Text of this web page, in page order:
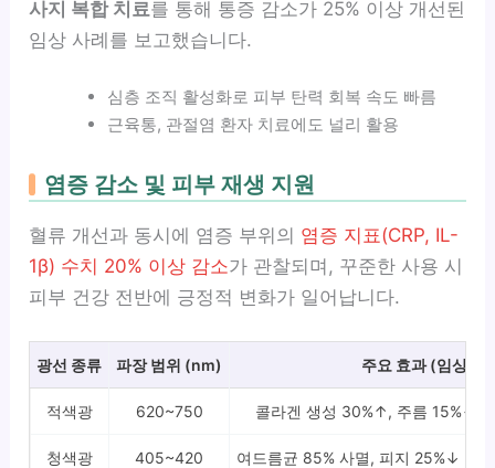
사지 복합 치료를 통해 통증 감소가 25% 이상 개선된
임상 사례를 보고했습니다.
심층 조직 활성화로 피부 탄력 회복 속도 빠름
근육통, 관절염 환자 치료에도 널리 활용
염증 감소 및 피부 재생 지원
혈류 개선과 동시에 염증 부위의 염증 지표(CRP, IL-
1β) 수치 20% 이상 감소가 관찰되며, 꾸준한 사용 시
피부 건강 전반에 긍정적 변화가 일어납니다.
광선 종류 파장 범위 (nm) 주요 효과 (임상 수
적색광 620~750 콜라겐 생성 30%↑, 주름 15%↓ (
청색광 405~420 여드름균 85% 사멸, 피지 25%↓